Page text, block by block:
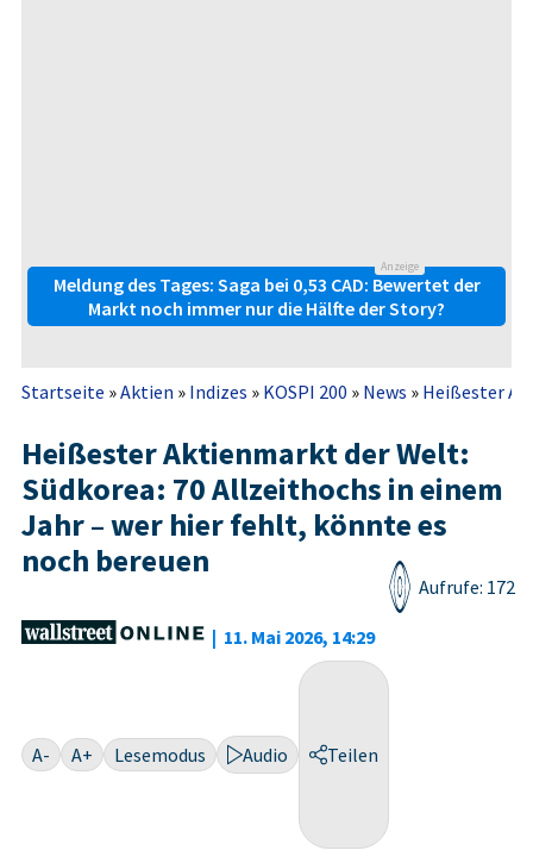
Anzeige
Meldung des Tages: Saga bei 0,53 CAD: Bewertet der
Markt noch immer nur die Hälfte der Story?
Startseite »Aktien » Indizes » KOSPI 200 » News » Heißester
Heißester Aktienmarkt der Welt:
Südkorea: 70 Allzeithochs in einem
Jahr – wer hier fehlt, könnte es
noch bereuen
| 11. Mai 2026, 14:29
Aufrufe: 172
A- A+ Lesemodus Audio Teilen